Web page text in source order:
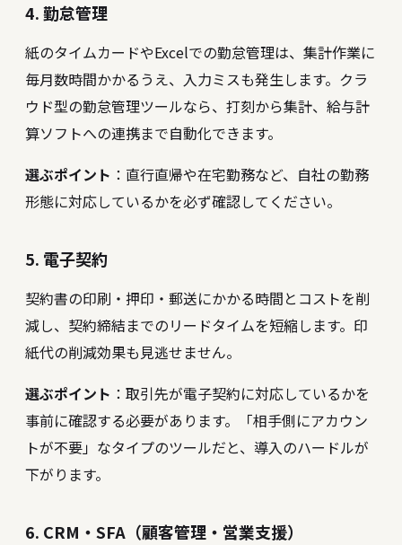
4. 勤怠管理
紙のタイムカードやExcelでの勤怠管理は、集計作業に
毎月数時間かかるうえ、入力ミスも発生します。クラ
ウド型の勤怠管理ツールなら、打刻から集計、給与計
算ソフトへの連携まで自動化できます。
選ぶポイント ：直行直帰や在宅勤務など、自社の勤務
形態に対応しているかを必ず確認してください。
5. 電子契約
契約書の印刷・押印・郵送にかかる時間とコストを削
減し、契約締結までのリードタイムを短縮します。印
紙代の削減効果も見逃せません。
選ぶポイント ：取引先が電子契約に対応しているかを
事前に確認する必要があります。「相手側にアカウン
トが不要」なタイプのツールだと、導入のハードルが
下がります。
6. CRM・SFA（顧客管理・営業支援）